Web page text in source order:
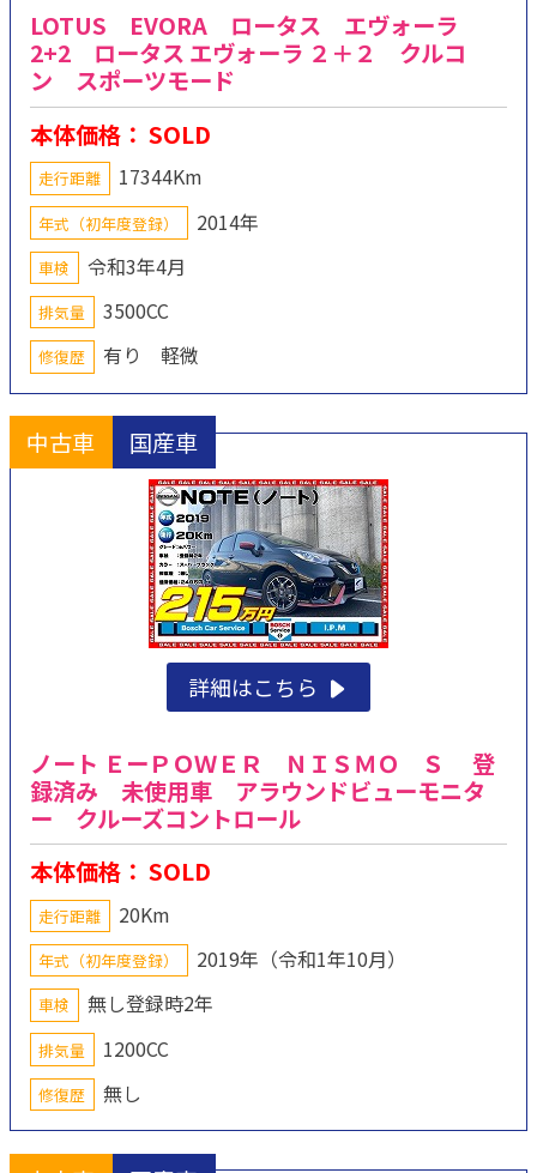
LOTUS EVORA ロータス エヴォーラ
2+2 ロータス エヴォーラ ２＋２ クルコ
ン スポーツモード
本体価格： SOLD
走行距離 17344Km
年式（初年度登録） 2014年
車検 令和3年4月
排気量 3500CC
修復歴 有り 軽微
中古車 国産車
詳細はこちら
ノート ＥーＰＯＷＥＲ ＮＩＳＭＯ Ｓ 登
録済み 未使用車 アラウンドビューモニタ
ー クルーズコントロール
本体価格： SOLD
走行距離 20Km
年式（初年度登録） 2019年（令和1年10月）
車検 無し登録時2年
排気量 1200CC
修復歴 無し